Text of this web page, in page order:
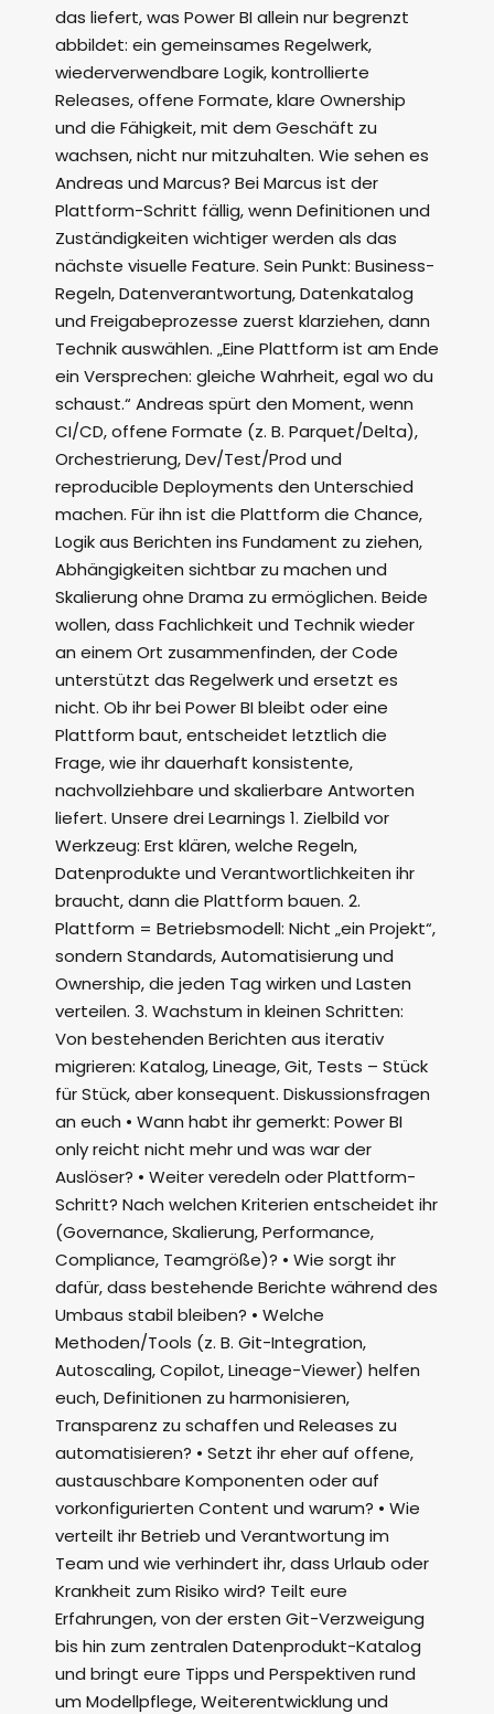
das liefert, was Power BI allein nur begrenzt
abbildet: ein gemeinsames Regelwerk,
wiederverwendbare Logik, kontrollierte
Releases, offene Formate, klare Ownership
und die Fähigkeit, mit dem Geschäft zu
wachsen, nicht nur mitzuhalten. Wie sehen es
Andreas und Marcus? Bei Marcus ist der
Plattform-Schritt fällig, wenn Definitionen und
Zuständigkeiten wichtiger werden als das
nächste visuelle Feature. Sein Punkt: Business-
Regeln, Datenverantwortung, Datenkatalog
und Freigabeprozesse zuerst klarziehen, dann
Technik auswählen. „Eine Plattform ist am Ende
ein Versprechen: gleiche Wahrheit, egal wo du
schaust.“ Andreas spürt den Moment, wenn
CI/CD, offene Formate (z. B. Parquet/Delta),
Orchestrierung, Dev/Test/Prod und
reproducible Deployments den Unterschied
machen. Für ihn ist die Plattform die Chance,
Logik aus Berichten ins Fundament zu ziehen,
Abhängigkeiten sichtbar zu machen und
Skalierung ohne Drama zu ermöglichen. Beide
wollen, dass Fachlichkeit und Technik wieder
an einem Ort zusammenfinden, der Code
unterstützt das Regelwerk und ersetzt es
nicht. Ob ihr bei Power BI bleibt oder eine
Plattform baut, entscheidet letztlich die
Frage, wie ihr dauerhaft konsistente,
nachvollziehbare und skalierbare Antworten
liefert. Unsere drei Learnings 1. Zielbild vor
Werkzeug: Erst klären, welche Regeln,
Datenprodukte und Verantwortlichkeiten ihr
braucht, dann die Plattform bauen. 2.
Plattform = Betriebsmodell: Nicht „ein Projekt“,
sondern Standards, Automatisierung und
Ownership, die jeden Tag wirken und Lasten
verteilen. 3. Wachstum in kleinen Schritten:
Von bestehenden Berichten aus iterativ
migrieren: Katalog, Lineage, Git, Tests – Stück
für Stück, aber konsequent. Diskussionsfragen
an euch • Wann habt ihr gemerkt: Power BI
only reicht nicht mehr und was war der
Auslöser? • Weiter veredeln oder Plattform-
Schritt? Nach welchen Kriterien entscheidet ihr
(Governance, Skalierung, Performance,
Compliance, Teamgröße)? • Wie sorgt ihr
dafür, dass bestehende Berichte während des
Umbaus stabil bleiben? • Welche
Methoden/Tools (z. B. Git-Integration,
Autoscaling, Copilot, Lineage-Viewer) helfen
euch, Definitionen zu harmonisieren,
Transparenz zu schaffen und Releases zu
automatisieren? • Setzt ihr eher auf offene,
austauschbare Komponenten oder auf
vorkonfigurierten Content und warum? • Wie
verteilt ihr Betrieb und Verantwortung im
Team und wie verhindert ihr, dass Urlaub oder
Krankheit zum Risiko wird? Teilt eure
Erfahrungen, von der ersten Git-Verzweigung
bis hin zum zentralen Datenprodukt-Katalog
und bringt eure Tipps und Perspektiven rund
um Modellpflege, Weiterentwicklung und